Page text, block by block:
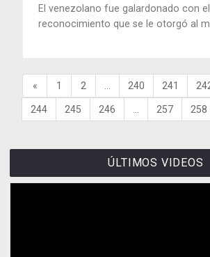
El venezolano fue galardonado con
reconocimiento que se le otorgó al
« 1 2 240 241
244 245 246 257 258
ÚLTIMOS VIDEOS